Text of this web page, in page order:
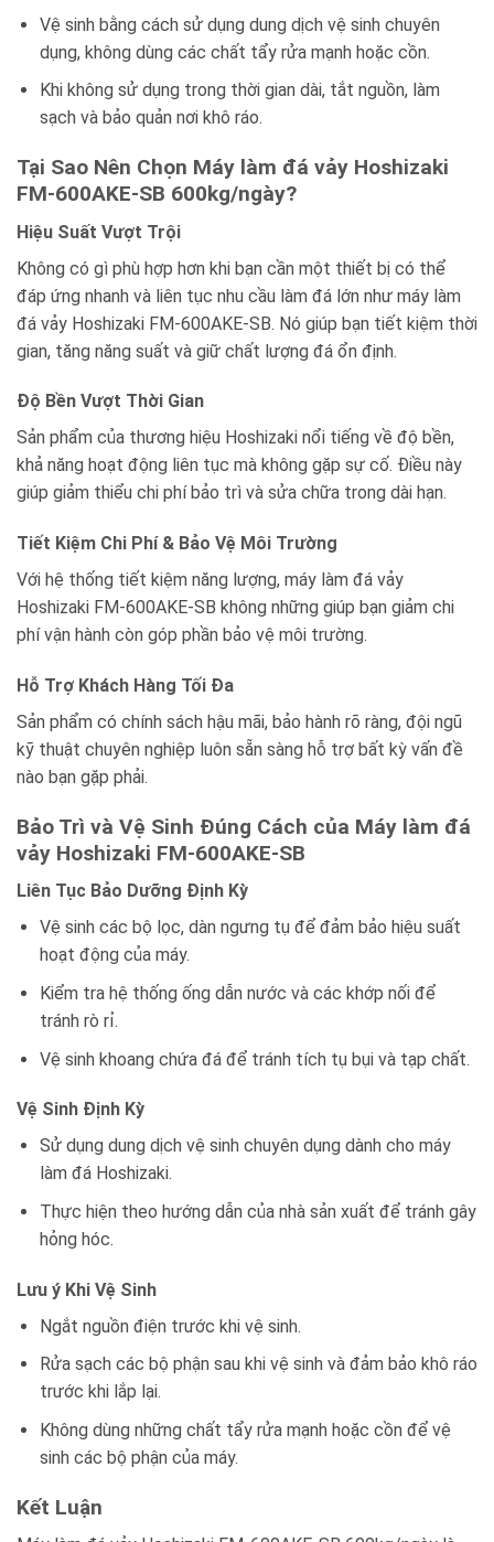
Vệ sinh bằng cách sử dụng dung dịch vệ sinh chuyên
dụng, không dùng các chất tẩy rửa mạnh hoặc cồn.
Khi không sử dụng trong thời gian dài, tắt nguồn, làm
sạch và bảo quản nơi khô ráo.
Tại Sao Nên Chọn Máy làm đá vảy Hoshizaki
FM-600AKE-SB 600kg/ngày?
Hiệu Suất Vượt Trội
Không có gì phù hợp hơn khi bạn cần một thiết bị có thể
đáp ứng nhanh và liên tục nhu cầu làm đá lớn như máy làm
đá vảy Hoshizaki FM-600AKE-SB. Nó giúp bạn tiết kiệm thời
gian, tăng năng suất và giữ chất lượng đá ổn định.
Độ Bền Vượt Thời Gian
Sản phẩm của thương hiệu Hoshizaki nổi tiếng về độ bền,
khả năng hoạt động liên tục mà không gặp sự cố. Điều này
giúp giảm thiểu chi phí bảo trì và sửa chữa trong dài hạn.
Tiết Kiệm Chi Phí & Bảo Vệ Môi Trường
Với hệ thống tiết kiệm năng lượng, máy làm đá vảy
Hoshizaki FM-600AKE-SB không những giúp bạn giảm chi
phí vận hành còn góp phần bảo vệ môi trường.
Hỗ Trợ Khách Hàng Tối Đa
Sản phẩm có chính sách hậu mãi, bảo hành rõ ràng, đội ngũ
kỹ thuật chuyên nghiệp luôn sẵn sàng hỗ trợ bất kỳ vấn đề
nào bạn gặp phải.
Bảo Trì và Vệ Sinh Đúng Cách của Máy làm đá
vảy Hoshizaki FM-600AKE-SB
Liên Tục Bảo Dưỡng Định Kỳ
Vệ sinh các bộ lọc, dàn ngưng tụ để đảm bảo hiệu suất
hoạt động của máy.
Kiểm tra hệ thống ống dẫn nước và các khớp nối để
tránh rò rỉ.
Vệ sinh khoang chứa đá để tránh tích tụ bụi và tạp chất.
Vệ Sinh Định Kỳ
Sử dụng dung dịch vệ sinh chuyên dụng dành cho máy
làm đá Hoshizaki.
Thực hiện theo hướng dẫn của nhà sản xuất để tránh gây
hỏng hóc.
Lưu ý Khi Vệ Sinh
Ngắt nguồn điện trước khi vệ sinh.
Rửa sạch các bộ phận sau khi vệ sinh và đảm bảo khô ráo
trước khi lắp lại.
Không dùng những chất tẩy rửa mạnh hoặc cồn để vệ
sinh các bộ phận của máy.
Kết Luận